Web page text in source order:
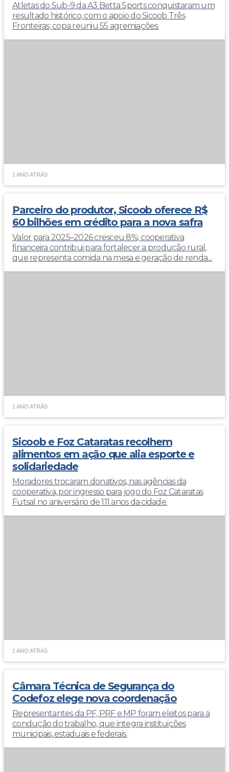
Atletas do Sub-9 da A3 Betta Sports conquistaram um
resultado histórico, com o apoio do Sicoob Três
Fronteiras; copa reuniu 55 agremiações.
1 ANO ATRÁS
Parceiro do produtor, Sicoob oferece R$
60 bilhões em crédito para a nova safra
Valor para 2025–2026 cresceu 8%; cooperativa
financeira contribui para fortalecer a produção rural,
que representa comida na mesa e geração de renda....
1 ANO ATRÁS
Sicoob e Foz Cataratas recolhem
alimentos em ação que alia esporte e
solidariedade
Moradores trocaram donativos, nas agências da
cooperativa, por ingresso para jogo do Foz Cataratas
Futsal no aniversário de 111 anos da cidade.
1 ANO ATRÁS
Câmara Técnica de Segurança do
Codefoz elege nova coordenação
Representantes da PF, PRF e MP foram eleitos para a
condução do trabalho, que integra instituições
municipais, estaduais e federais.